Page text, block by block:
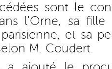
sont le
l'Orne, sa
et sa
M. Coudert.